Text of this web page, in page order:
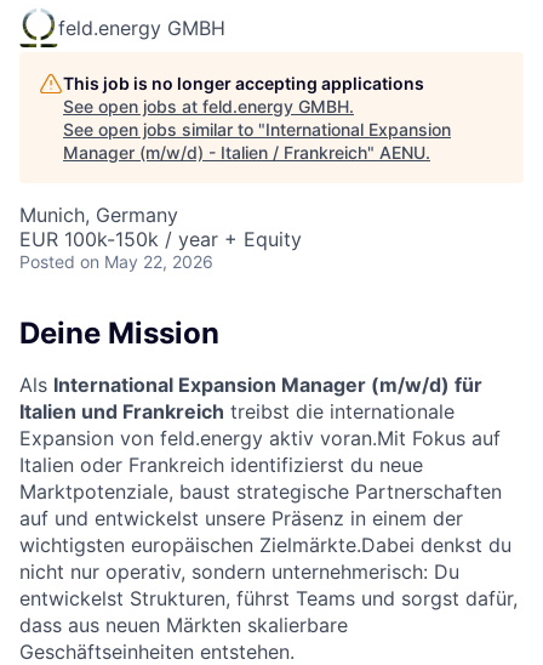
feld.energy GMBH
This job is no longer accepting applications
See open jobs at feld.energy GMBH.
See open jobs similar to "International Expansion
Manager (m/w/d) - Italien / Frankreich" AENU.
Munich, Germany
EUR 100k-150k / year + Equity
Posted on May 22, 2026
Deine Mission
Als International Expansion Manager (m/w/d) für
Italien und Frankreich treibst die internationale
Expansion von feld.energy aktiv voran.Mit Fokus auf
Italien oder Frankreich identifizierst du neue
Marktpotenziale, baust strategische Partnerschaften
auf und entwickelst unsere Präsenz in einem der
wichtigsten europäischen Zielmärkte.Dabei denkst du
nicht nur operativ, sondern unternehmerisch: Du
entwickelst Strukturen, führst Teams und sorgst dafür,
dass aus neuen Märkten skalierbare
Geschäftseinheiten entstehen.